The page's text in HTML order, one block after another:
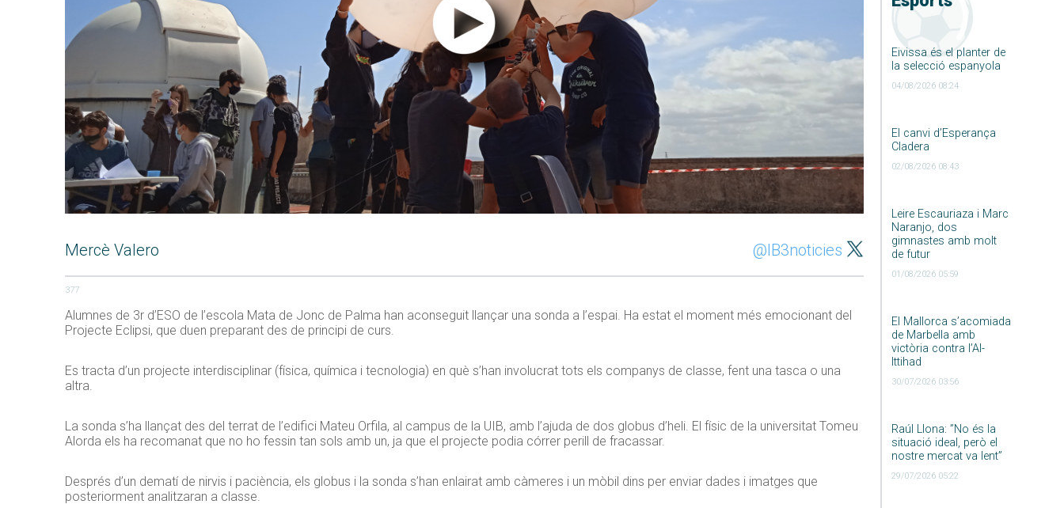
Eivissa és el planter de
la selecció espanyola
04/08/2026 08:24
El canvi d’Esperança
Cladera
02/08/2026 08:43
Leire Escauriaza i Marc
Naranjo, dos
gimnastes amb molt
de futur
01/08/2026 05:59
El Mallorca s’acomiada
de Marbella amb
victòria contra l’Al-
Ittihad
30/07/2026 03:56
Raúl Llona: ”No és la
situació ideal, però el
nostre mercat va lent”
29/07/2026 05:22
Mercè Valero @IB3noticies
377
Alumnes de 3r d’ESO de l’escola Mata de Jonc de Palma han aconseguit llançar una sonda a l’espai. Ha estat el moment més emocionant del
Projecte Eclipsi, que duen preparant des de principi de curs.
Es tracta d’un projecte interdisciplinar (física, química i tecnologia) en què s’han involucrat tots els companys de classe, fent una tasca o una
altra.
La sonda s’ha llançat des del terrat de l’edifici Mateu Orfila, al campus de la UIB, amb l’ajuda de dos globus d’heli. El físic de la universitat Tomeu
Alorda els ha recomanat que no ho fessin tan sols amb un, ja que el projecte podia córrer perill de fracassar.
Després d’un dematí de nirvis i paciència, els globus i la sonda s’han enlairat amb càmeres i un mòbil dins per enviar dades i imatges que
posteriorment analitzaran a classe.